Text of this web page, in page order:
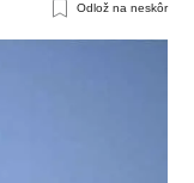
Odlož na neskôr